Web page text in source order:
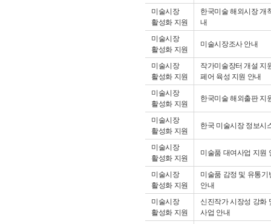
미술시장
활성화 지원
한국미술 해외시장 개
내
미술시장
활성화 지원
미술시장조사 안내
미술시장
활성화 지원
작가미술장터 개설 지
페어 육성 지원 안내
미술시장
활성화 지원
한국미술 해외출판 지
미술시장
활성화 지원
한국 미술시장 정보시
미술시장
활성화 지원
미술품 대여사업 지원
미술시장
활성화 지원
미술품 감정 및 유통기
안내
미술시장
활성화 지원
신진작가 시장성 강화
사업 안내